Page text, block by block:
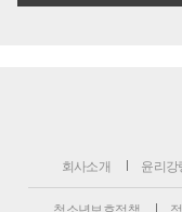
회사소개 윤리강